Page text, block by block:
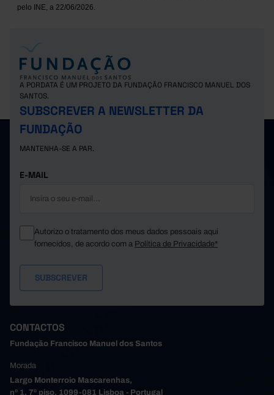
pelo INE, a 22/06/2026.
A PORDATA É UM PROJETO DA FUNDAÇÃO FRANCISCO MANUEL DOS
SANTOS.
SUBSCREVER A NEWSLETTER DA
FUNDAÇÃO
MANTENHA-SE A PAR.
E-MAIL
Autorizo o tratamento dos meus dados pessoais aqui
fornecidos, de acordo com a Política de Privacidade*
CONTACTOS
Fundação Francisco Manuel dos Santos
Morada
Largo Monterroio Mascarenhas,
nº 1, 7º piso, 1099-081 Lisboa - Portugal